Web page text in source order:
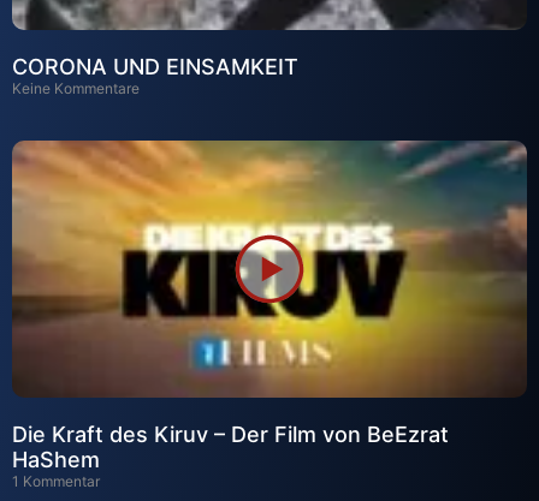
CORONA UND EINSAMKEIT
Keine Kommentare
Die Kraft des Kiruv – Der Film von BeEzrat
HaShem
1 Kommentar